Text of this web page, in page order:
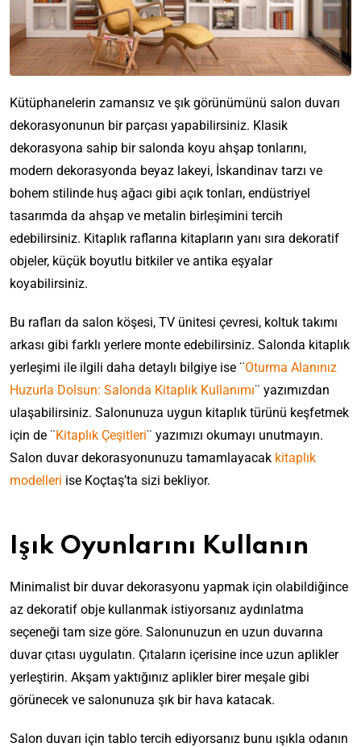
Kütüphanelerin zamansız ve şık görünümünü salon duvarı
dekorasyonunun bir parçası yapabilirsiniz. Klasik
dekorasyona sahip bir salonda koyu ahşap tonlarını,
modern dekorasyonda beyaz lakeyi, İskandinav tarzı ve
bohem stilinde huş ağacı gibi açık tonları, endüstriyel
tasarımda da ahşap ve metalin birleşimini tercih
edebilirsiniz. Kitaplık raflarına kitapların yanı sıra dekoratif
objeler, küçük boyutlu bitkiler ve antika eşyalar
koyabilirsiniz.
Bu rafları da salon köşesi, TV ünitesi çevresi, koltuk takımı
arkası gibi farklı yerlere monte edebilirsiniz. Salonda kitaplık
yerleşimi ile ilgili daha detaylı bilgiye ise ¨Oturma Alanınız
Huzurla Dolsun: Salonda Kitaplık Kullanımı¨ yazımızdan
ulaşabilirsiniz. Salonunuza uygun kitaplık türünü keşfetmek
için de ¨Kitaplık Çeşitleri¨ yazımızı okumayı unutmayın.
Salon duvar dekorasyonunuzu tamamlayacak kitaplık
modelleri ise Koçtaş’ta sizi bekliyor.
Işık Oyunlarını Kullanın
Minimalist bir duvar dekorasyonu yapmak için olabildiğince
az dekoratif obje kullanmak istiyorsanız aydınlatma
seçeneği tam size göre. Salonunuzun en uzun duvarına
duvar çıtası uygulatın. Çıtaların içerisine ince uzun aplikler
yerleştirin. Akşam yaktığınız aplikler birer meşale gibi
görünecek ve salonunuza şık bir hava katacak.
Salon duvarı için tablo tercih ediyorsanız bunu ışıkla odanın